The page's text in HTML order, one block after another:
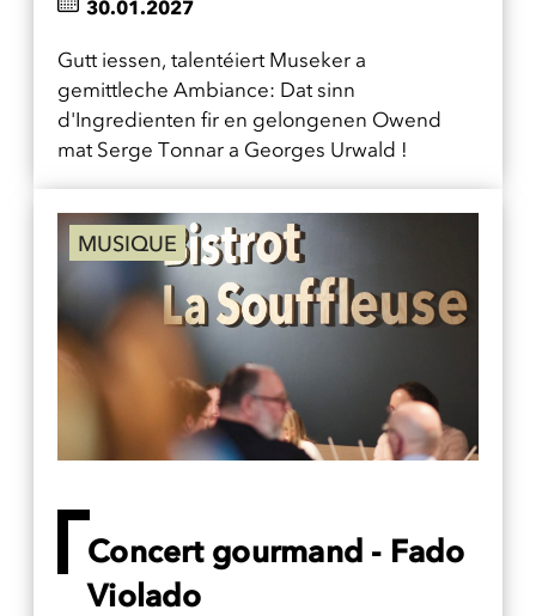
Gutt iessen, talentéiert Museker a
gemittleche Ambiance: Dat sinn
d'Ingredienten fir en gelongenen Owend
mat Serge Tonnar a Georges Urwald !
30.01.2027
MUSIQUE
Concert gourmand - Fado
Violado